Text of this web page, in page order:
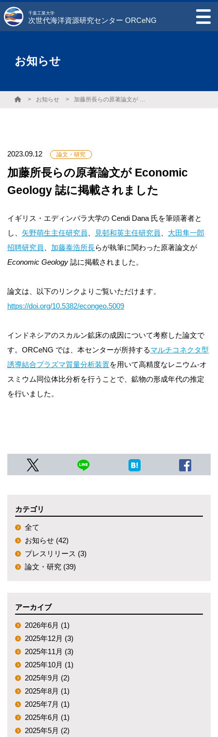
千葉工業大学
次世代海洋資源研究センター ORCeNG
お知らせ
お知らせ 加藤所長らの原著論文が Economic Geology 誌に掲載されました
2023.09.12 論文・研究
加藤所長らの原著論文が Economic
Geology 誌に掲載されました
イギリス・エディンバラ大学の Cendi Dana 氏を筆頭著者と
し、 矢野萌生主任研究員 見邨和英主任研究員
大田隼一郎
招聘研究員
加藤泰浩所長らが執筆に関わった原著論文が
Economic Geology 誌に掲載されました。
論文は、以下のリンクよりご覧いただけます。
https://doi.org/10.5382/econgeo.5009
インドネシアのスカルン鉱床の成因について考察した論文で
す。ORCeNG では、本センターが所持するマルチコネクタ型
誘導結合プラズマ質量分析装置を用いて高精度なレニウム-オ
スミウム同位体比分析を行うことで、鉱物の形成年代の推定
を行いました。
カテゴリ
全て
お知らせ (42)
プレスリリース (3)
論文・研究 (39)
アーカイブ
2026年6月 (1)
2025年12月 (3)
2025年11月 (3)
2025年10月 (1)
2025年9月 (2)
2025年8月 (1)
2025年7月 (1)
2025年6月 (1)
2025年5月 (2)